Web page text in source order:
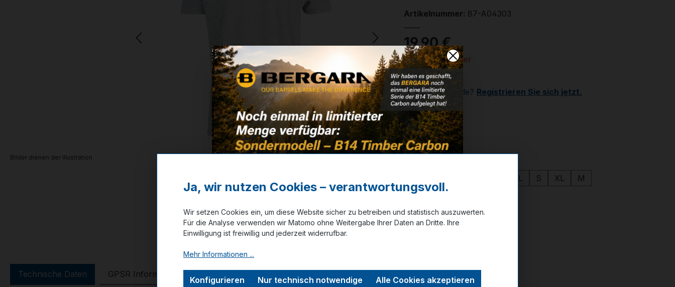
Bilder dienen der Illustration
Artikelnummer: 87-A04303
19,90 €
❌ Nicht auf Lager
Noch kein Kunde? Registrieren Sie sich jetzt.
Farbeauswählen
grau
3XL S XL M
Technische Daten GPSR Information Bewertungen
Ja, wir nutzen Cookies – verantwortungsvoll.
Wir setzen Cookies ein, um diese Website sicher zu betreiben und statistisch auszuwerten.
Für die Analyse verwenden wir Matomo ohne Weitergabe Ihrer Daten an Dritte. Ihre
Einwilligung ist freiwillig und jederzeit widerrufbar.
Mehr Informationen ...
Nur technisch notwendige
Konfigurieren Alle Cookies akzeptieren